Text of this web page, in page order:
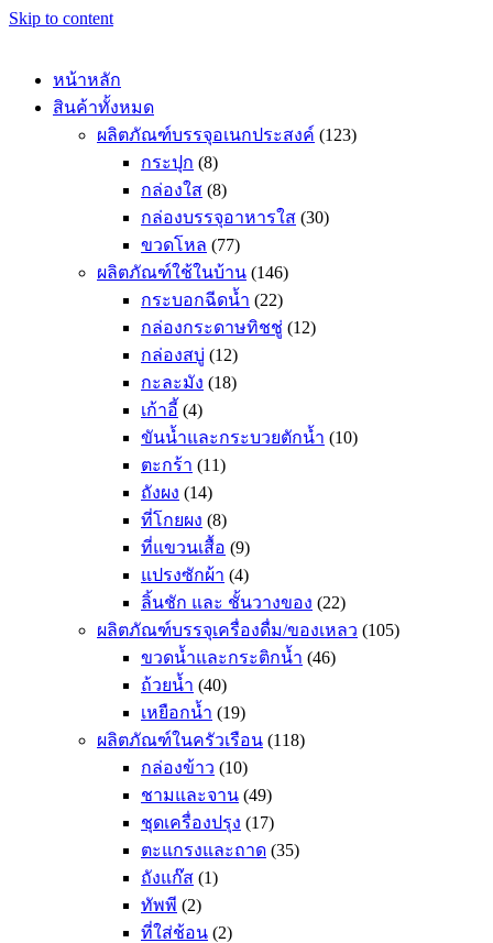
Skip to content
หน้าหลัก
สินค้าทั้งหมด
ผลิตภัณฑ์บรรจุอเนกประสงค์ (123)
กระปุก (8)
กล่องใส (8)
กล่องบรรจุอาหารใส (30)
ขวดโหล (77)
ผลิตภัณฑ์ใช้ในบ้าน (146)
กระบอกฉีดน้ำ (22)
กล่องกระดาษทิชชู่ (12)
กล่องสบู่ (12)
กะละมัง (18)
เก้าอี้ (4)
ขันน้ำและกระบวยตักน้ำ (10)
ตะกร้า (11)
ถังผง (14)
ที่โกยผง (8)
ที่แขวนเสื้อ (9)
แปรงซักผ้า (4)
ลิ้นชัก และ ชั้นวางของ (22)
ผลิตภัณฑ์บรรจุเครื่องดื่ม/ของเหลว (105)
ขวดน้ำและกระติกน้ำ (46)
ถ้วยน้ำ (40)
เหยือกน้ำ (19)
ผลิตภัณฑ์ในครัวเรือน (118)
กล่องข้าว (10)
ชามและจาน (49)
ชุดเครื่องปรุง (17)
ตะแกรงและถาด (35)
ถังแก๊ส (1)
ทัพพี (2)
ที่ใส่ช้อน (2)